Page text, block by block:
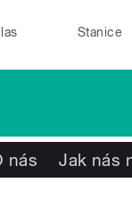
Stanice
nás Jak nás